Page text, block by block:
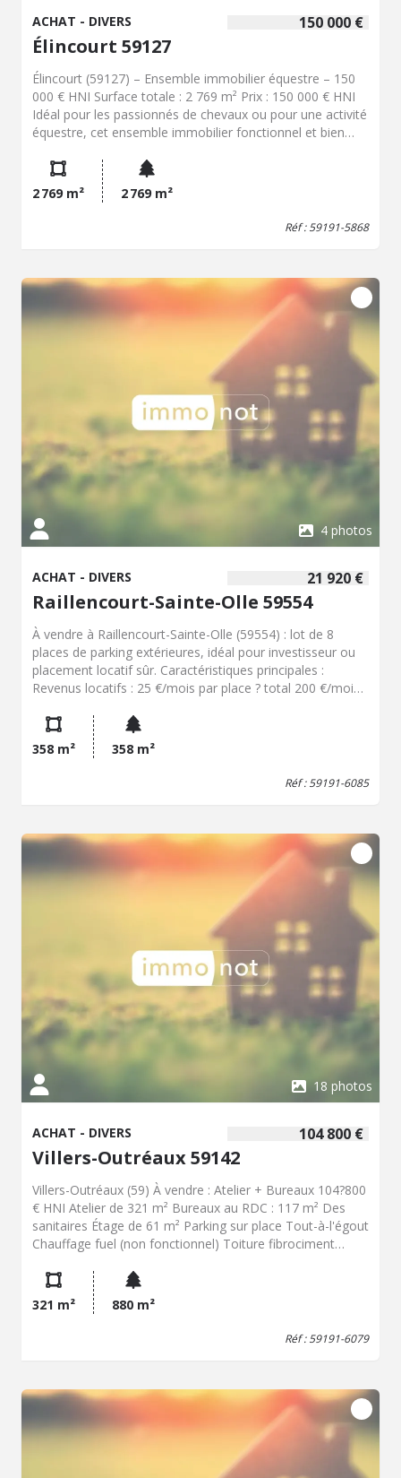
150 000 €
ACHAT - DIVERS
Élincourt 59127
Élincourt (59127) – Ensemble immobilier équestre – 150
000 € HNI Surface totale : 2 769 m² Prix : 150 000 € HNI
Idéal pour les passionnés de chevaux ou pour une activité
équestre, cet ensemble immobilier fonctionnel et bien
comprennent : Un bâtiment principal avec 15 boxes en
résine équipés d'abreuvoirs automatiques Un club house
avec toilettes 3 stalles, dont une prévue pour accueillir un
solarium Un second bâtiment avec possibilité d'aménager
d'environ 15 x 30 m Une carrière en sable fibré d'environ
13 x 27 m (rafraîchissement à prévoir, parcelle
constructible) Un espace douche avec eau chaude et
froide Une pièce isolée pouvant servir de bureau Un jardin
à l'arrière (possibilité d'aménagement en paddock) Un
grand parking permettant l'accès aux camions et poids
lourds Atouts : Site entièrement bétonné et pratique pour
la circulation Accès facile pour gros camions Ensemble
fonctionnel immédiatement Localisation : Élincourt
(59127) Prix : 150 000 € HNI
2 769 m² 2 769 m²
Réf : 59191-5868
4 photos
21 920 €
ACHAT - DIVERS
Raillencourt-Sainte-Olle 59554
À vendre à Raillencourt-Sainte-Olle (59554) : lot de 8
places de parking extérieures, idéal pour investisseur ou
placement locatif sûr. Caractéristiques principales :
Revenus locatifs : 25 €/mois par place ? total 200 €/mois
en cours Avantages : Revenus immédiats Gestion facile,
entretien minimal Bon rendement locatif Placement sûr
et abordable Localisation : Raillencourt-Sainte-Olle,
commune calme proche de Cambrai, avec accès facile
358 m² 358 m²
Réf : 59191-6085
18 photos
104 800 €
ACHAT - DIVERS
Villers-Outréaux 59142
Villers-Outréaux (59) À vendre : Atelier + Bureaux 104?800
€ HNI Atelier de 321 m² Bureaux au RDC : 117 m² Des
sanitaires Étage de 61 m² Parking sur place Tout-à-l'égout
Chauffage fuel (non fonctionnel) Toiture fibrociment
investisseur
321 m²
880 m²
Réf : 59191-6079